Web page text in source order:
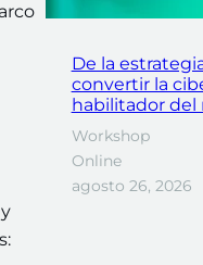
De la
convertir la
habilitador del
Workshop
Online
agosto 26, 2026